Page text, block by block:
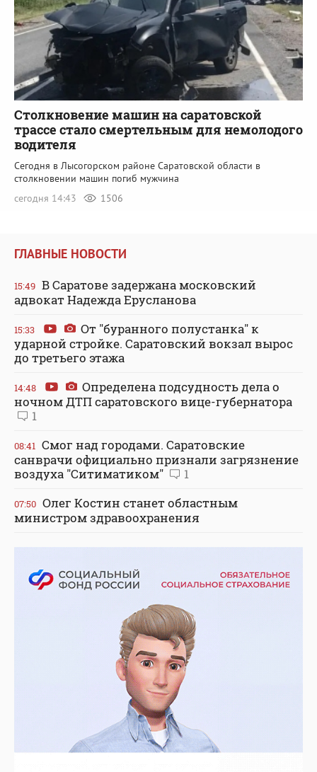
Столкновение машин на саратовской
трассе стало смертельным для немолодого
водителя
Сегодня в Лысогорском районе Саратовской области в
столкновении машин погиб мужчина
сегодня 14:43
1506
ГЛАВНЫЕ НОВОСТИ
15:49 В Саратове задержана московский
адвокат Надежда Ерусланова
15:33
От "буранного полустанка" к
ударной стройке. Саратовский вокзал вырос
до третьего этажа
14:48
Определена подсудность дела о
ночном ДТП саратовского вице-губернатора
1
08:41 Смог над городами. Саратовские
санврачи официально признали загрязнение
воздуха "Ситиматиком"
1
07:50 Олег Костин станет областным
министром здравоохранения